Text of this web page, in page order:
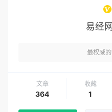
易经网
最权威
文章
364
收藏
1